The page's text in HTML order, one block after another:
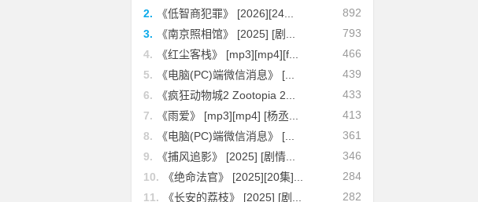
892
2.
《低智商犯罪》 [2026][24...
793
3.
《南京照相馆》 [2025] [剧...
466
4.
《红尘客栈》 [mp3][mp4][f...
439
5.
《电脑(PC)端微信消息》 [...
433
6.
《疯狂动物城2 Zootopia 2...
413
7.
《雨爱》 [mp3][mp4] [杨丞...
361
8.
《电脑(PC)端微信消息》 [...
346
9.
《捕风追影》 [2025] [剧情...
284
10.
《绝命法官》 [2025][20集]...
282
11.
《长安的荔枝》 [2025] [剧...